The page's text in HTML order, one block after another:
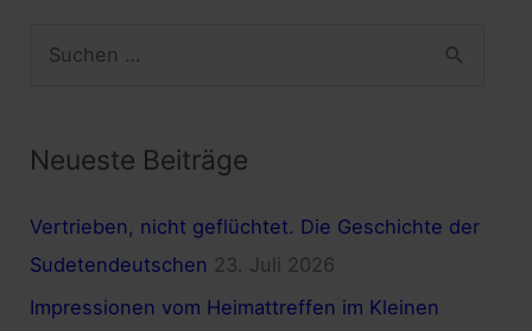
h
n
n
a
Neueste Beiträge
Vertrieben, nicht geflüchtet. Die Geschichte der
Sudetendeutschen 23. Juli 2026
Impressionen vom Heimattreffen im Kleinen